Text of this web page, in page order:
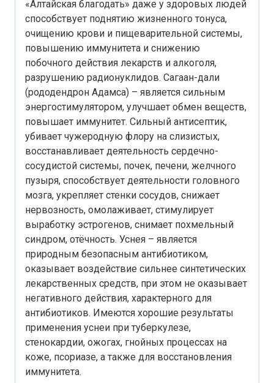
«Алтайская благодать» даже у здоровых людей
способствует поднятию жизненного тонуса,
очищению крови и пищеварительной системы,
повышению иммунитета и снижению
побочного действия лекарств и алкоголя,
разрушению радионуклидов. Сагаан-дали
(рододендрон Адамса) – является сильным
энергостимулятором, улучшает обмен веществ,
повышает иммунитет. Сильный антисептик,
убивает чужеродную флору на слизистых,
восстанавливает деятельность сердечно-
сосудистой системы, почек, печени, желчного
пузыря, способствует деятельности головного
мозга, укрепляет стенки сосудов, снижает
нервозность, омолаживает, стимулирует
выработку эстрогенов, снимает похмельный
синдром, отёчность. Уснея – является
природным безопасным антибиотиком,
оказывает воздействие сильнее синтетических
лекарственных средств, при этом не оказывает
негативного действия, характерного для
антибиотиков. Имеются хорошие результаты
применения уснеи при туберкулезе,
стенокардии, ожогах, гнойных процессах на
коже, псориазе, а также для восстановления
иммунитета.